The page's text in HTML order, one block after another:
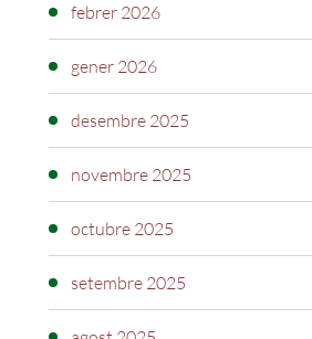
febrer 2026
gener 2026
desembre 2025
novembre 2025
octubre 2025
setembre 2025